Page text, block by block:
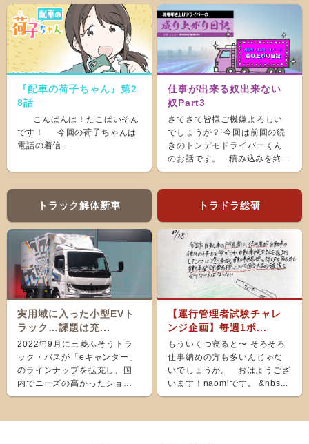
『配車の荷子ちゃん』第2
8話
こんばんは！たこぱいそん
です！ 今回の荷子ちゃんは
電話の着信...
仕事が出来る奴出来ない
奴Part3
さてさて皆様ご機嫌よろしい
でしょうか？ 今回は前回の続
きのトンデモドライバーくん
のお話です。 積み込みを終
え、ホッと...
トラック解体新車
実用域に入った小型EVト
ラック…課題は充...
2022年9月に三菱ふそうトラ
ック・バスが「eキャンター」
のラインナップを拡充し、国
内でニーズの高かったショー
ト＆ナローボディ（G...
トラドラ総研
【運行管理者試験チャレ
ンジ企画】毎週1ポ...
もういくつ寝ると〜 そろそろ
仕事納めの方も多いんじゃな
いでしょうか。 おはようござ
います！naomiです。 &nbs...